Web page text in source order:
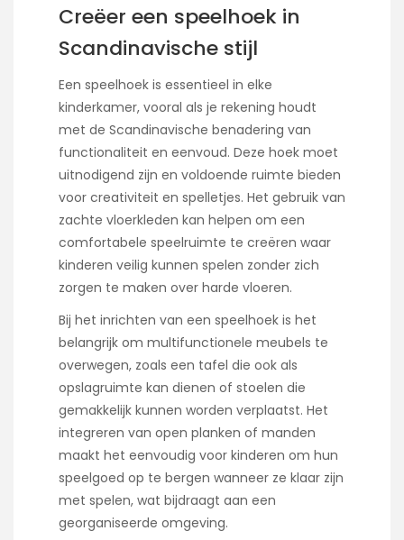
Creëer een speelhoek in
Scandinavische stijl
Een speelhoek is essentieel in elke
kinderkamer, vooral als je rekening houdt
met de Scandinavische benadering van
functionaliteit en eenvoud. Deze hoek moet
uitnodigend zijn en voldoende ruimte bieden
voor creativiteit en spelletjes. Het gebruik van
zachte vloerkleden kan helpen om een
comfortabele speelruimte te creëren waar
kinderen veilig kunnen spelen zonder zich
zorgen te maken over harde vloeren.
Bij het inrichten van een speelhoek is het
belangrijk om multifunctionele meubels te
overwegen, zoals een tafel die ook als
opslagruimte kan dienen of stoelen die
gemakkelijk kunnen worden verplaatst. Het
integreren van open planken of manden
maakt het eenvoudig voor kinderen om hun
speelgoed op te bergen wanneer ze klaar zijn
met spelen, wat bijdraagt aan een
georganiseerde omgeving.